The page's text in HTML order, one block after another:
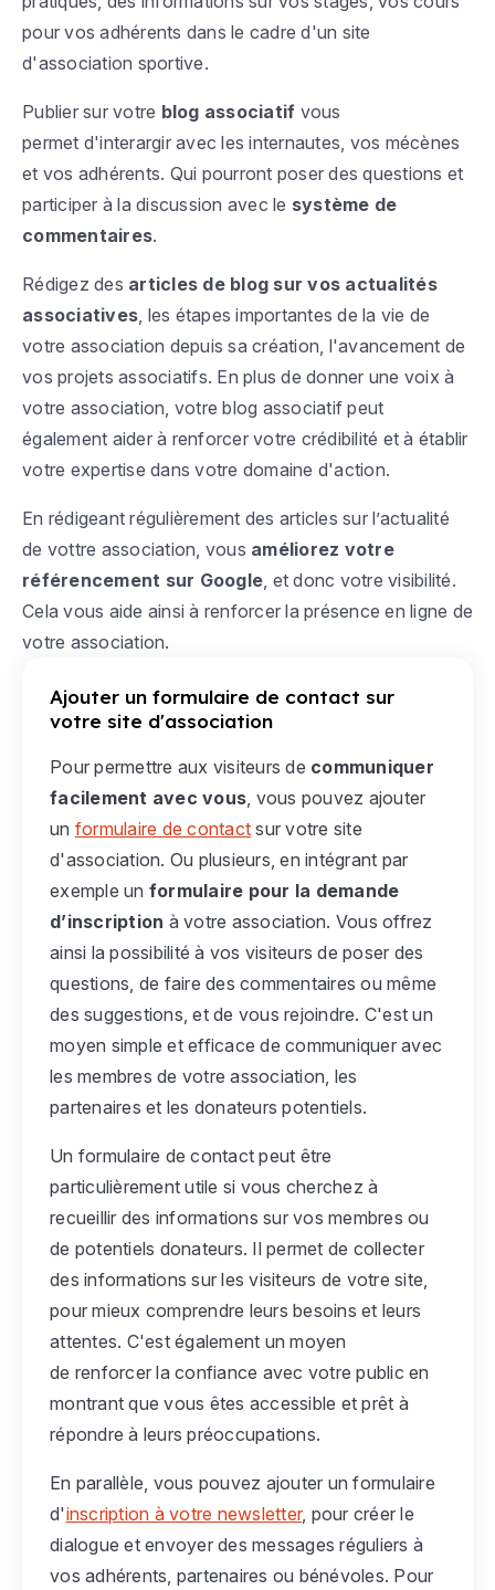
pour vos adhérents dans le cadre d'un site
d'association sportive.
Publier sur votre blog associatif vous
permet d'interargir avec les internautes, vos mécènes
et vos adhérents. Qui pourront poser des questions et
participer à la discussion avec le système de
commentaires.
Rédigez des articles de blog sur vos actualités
associatives, les étapes importantes de la vie de
votre association depuis sa création, l'avancement de
vos projets associatifs. En plus de donner une voix à
votre association, votre blog associatif peut
également aider à renforcer votre crédibilité et à établir
votre expertise dans votre domaine d'action.
En rédigeant régulièrement des articles sur l’actualité
de vottre association, vous améliorez votre
référencement sur Google, et donc votre visibilité.
Cela vous aide ainsi à renforcer la présence en ligne de
votre association.
Ajouter un formulaire de contact sur
votre site d'association
Pour permettre aux visiteurs de communiquer
facilement avec vous, vous pouvez ajouter
un formulaire de contact sur votre site
d'association. Ou plusieurs, en intégrant par
exemple un formulaire pour la demande
d’inscription à votre association. Vous offrez
ainsi la possibilité à vos visiteurs de poser des
questions, de faire des commentaires ou même
des suggestions, et de vous rejoindre. C'est un
moyen simple et efficace de communiquer avec
les membres de votre association, les
partenaires et les donateurs potentiels.
Un formulaire de contact peut être
particulièrement utile si vous cherchez à
recueillir des informations sur vos membres ou
de potentiels donateurs. Il permet de collecter
des informations sur les visiteurs de votre site,
pour mieux comprendre leurs besoins et leurs
attentes. C'est également un moyen
de renforcer la confiance avec votre public en
montrant que vous êtes accessible et prêt à
répondre à leurs préoccupations.
En parallèle, vous pouvez ajouter un formulaire
d'inscription à votre newsletter, pour créer le
dialogue et envoyer des messages réguliers à
vos adhérents, partenaires ou bénévoles. Pour